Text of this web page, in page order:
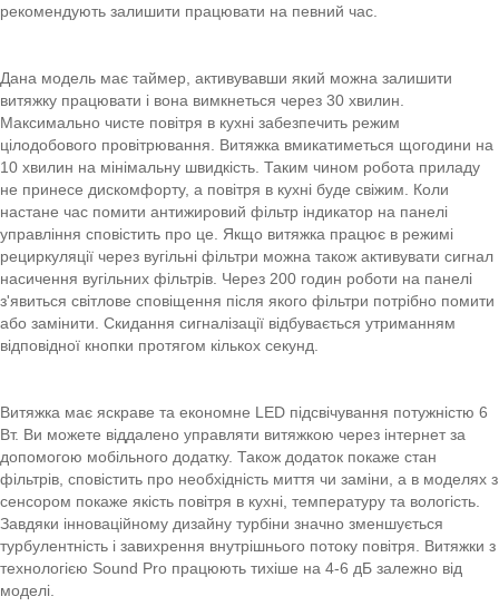
рекомендують залишити працювати на певний час.
Дана модель має таймер, активувавши який можна залишити
витяжку працювати і вона вимкнеться через 30 хвилин.
Максимально чисте повітря в кухні забезпечить режим
цілодобового провітрювання. Витяжка вмикатиметься щогодини на
10 хвилин на мінімальну швидкість. Таким чином робота приладу
не принесе дискомфорту, а повітря в кухні буде свіжим. Коли
настане час помити антижировий фільтр індикатор на панелі
управління сповістить про це. Якщо витяжка працює в режимі
рециркуляції через вугільні фільтри можна також активувати сигнал
насичення вугільних фільтрів. Через 200 годин роботи на панелі
з'явиться світлове сповіщення після якого фільтри потрібно помити
або замінити. Скидання сигналізації відбувається утриманням
відповідної кнопки протягом кількох секунд.
Витяжка має яскраве та економне LED підсвічування потужністю 6
Вт. Ви можете віддалено управляти витяжкою через інтернет за
допомогою мобільного додатку. Також додаток покаже стан
фільтрів, сповістить про необхідність миття чи заміни, а в моделях з
сенсором покаже якість повітря в кухні, температуру та вологість.
Завдяки інноваційному дизайну турбіни значно зменшується
турбулентність і завихрення внутрішнього потоку повітря. Витяжки з
технологією Sound Pro працюють тихіше на 4-6 дБ залежно від
моделі.